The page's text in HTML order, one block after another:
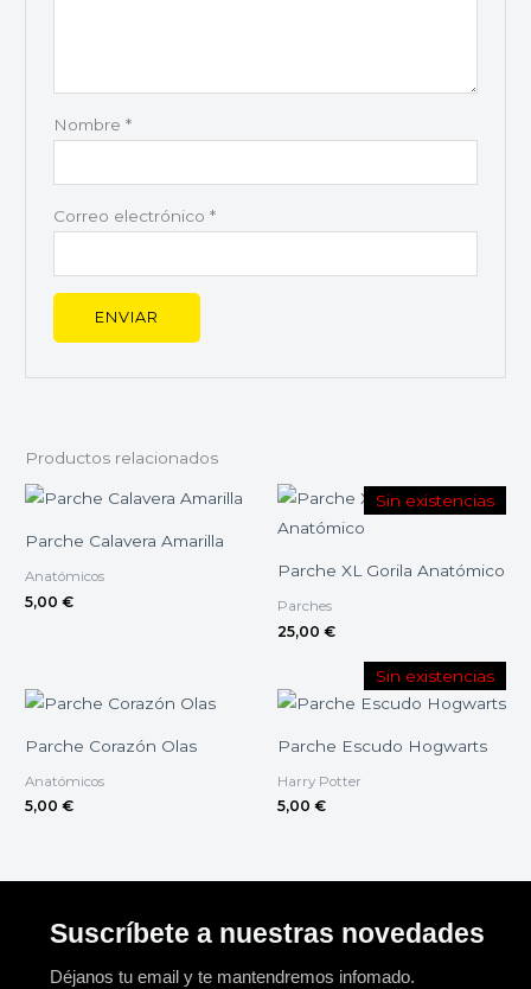
Nombre *
Correo electrónico *
Productos relacionados
Parche Calavera Amarilla
Anatómicos
5,00 €
Sin existencias
Parche XL Gorila Anatómico
Parches
25,00 €
Parche Corazón Olas
Anatómicos
5,00 €
Sin existencias
Parche Escudo Hogwarts
Harry Potter
5,00 €
Suscríbete a nuestras novedades
Déjanos tu email y te mantendremos infomado.